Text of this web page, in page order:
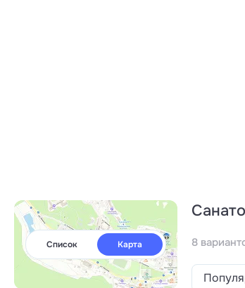
Список Карта 8